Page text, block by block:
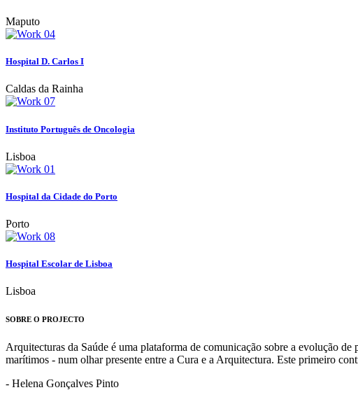
Maputo
Hospital D. Carlos I
Caldas da Rainha
Instituto Português de Oncologia
Lisboa
Hospital da Cidade do Porto
Porto
Hospital Escolar de Lisboa
Lisboa
SOBRE O PROJECTO
Arquitecturas da Saúde é uma plataforma de comunicação sobre a evolução
marítimos - num olhar presente entre a Cura e a Arquitectura. Este primeiro
- Helena Gonçalves Pinto